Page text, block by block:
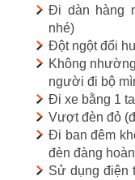
Đi dàn hàng
nhé)
Đột ngột đổi
Không
người đi bộ
Đi xe bằng 1
Vượt đèn đỏ
Đi ban đêm
đèn đàng
Sử dụng điện